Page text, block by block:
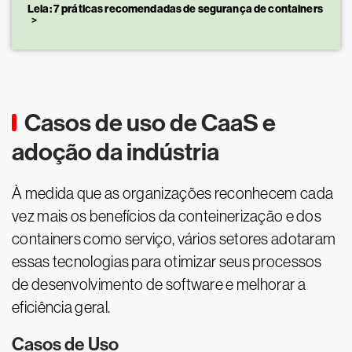
Leia: 7 práticas recomendadas de segurança de containers
Casos de uso de CaaS e
adoção da indústria
À medida que as organizações reconhecem cada
vez mais os benefícios da conteinerização e dos
containers como serviço, vários setores adotaram
essas tecnologias para otimizar seus processos
de desenvolvimento de software e melhorar a
eficiência geral.
Casos de Uso